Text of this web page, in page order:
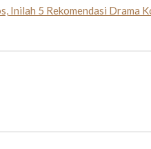
Inilah 5 Rekomendasi Drama